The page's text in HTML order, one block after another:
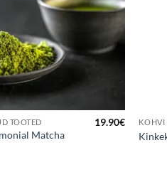
TOOTED
Matcha
19.90€ KOHVI